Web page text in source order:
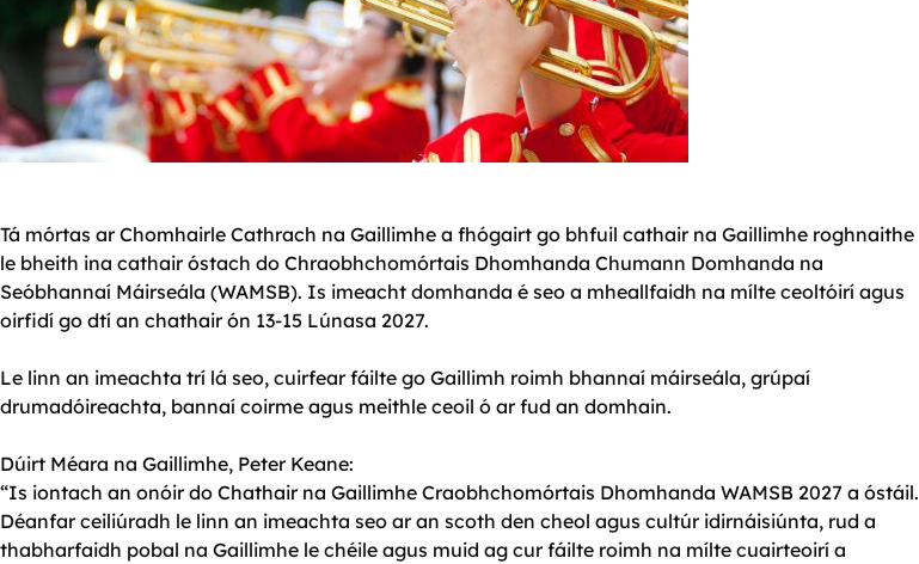
Tá mórtas ar Chomhairle Cathrach na Gaillimhe a fhógairt go bhfuil cathair na Gaillimhe roghnaithe
le bheith ina cathair óstach do Chraobhchomórtais Dhomhanda Chumann Domhanda na
Seóbhannaí Máirseála (WAMSB). Is imeacht domhanda é seo a mheallfaidh na mílte ceoltóirí agus
oirfidí go dtí an chathair ón 13-15 Lúnasa 2027.
Le linn an imeachta trí lá seo, cuirfear fáilte go Gaillimh roimh bhannaí máirseála, grúpaí
drumadóireachta, bannaí coirme agus meithle ceoil ó ar fud an domhain.
Dúirt Méara na Gaillimhe, Peter Keane:
“Is iontach an onóir do Chathair na Gaillimhe Craobhchomórtais Dhomhanda WAMSB 2027 a óstáil.
Déanfar ceiliúradh le linn an imeachta seo ar an scoth den cheol agus cultúr idirnáisiúnta, rud a
thabharfaidh pobal na Gaillimhe le chéile agus muid ag cur fáilte roimh na mílte cuairteoirí a